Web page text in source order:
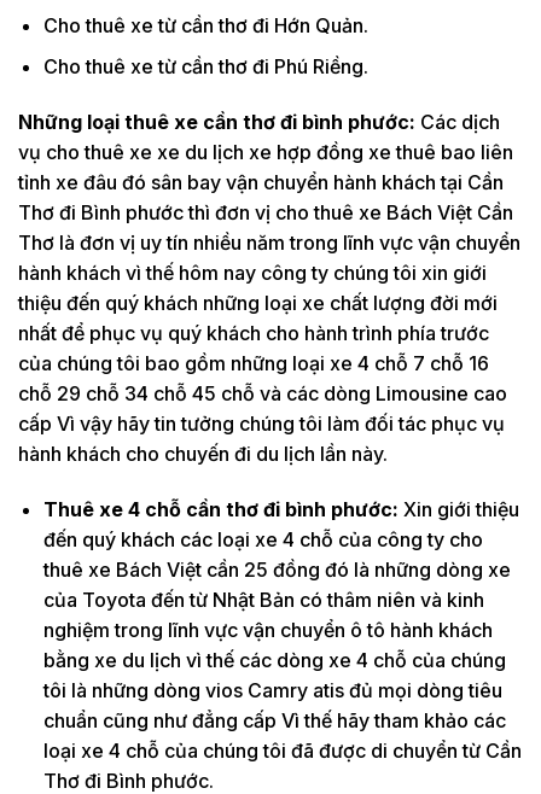
Cho thuê xe từ cần thơ đi Hớn Quản.
Cho thuê xe từ cần thơ đi Phú Riềng.
Những loại thuê xe cần thơ đi bình phước: Các dịch
vụ cho thuê xe xe du lịch xe hợp đồng xe thuê bao liên
tỉnh xe đâu đó sân bay vận chuyển hành khách tại Cần
Thơ đi Bình phước thì đơn vị cho thuê xe Bách Việt Cần
Thơ là đơn vị uy tín nhiều năm trong lĩnh vực vận chuyển
hành khách vì thế hôm nay công ty chúng tôi xin giới
thiệu đến quý khách những loại xe chất lượng đời mới
nhất để phục vụ quý khách cho hành trình phía trước
của chúng tôi bao gồm những loại xe 4 chỗ 7 chỗ 16
chỗ 29 chỗ 34 chỗ 45 chỗ và các dòng Limousine cao
cấp Vì vậy hãy tin tưởng chúng tôi làm đối tác phục vụ
hành khách cho chuyến đi du lịch lần này.
Thuê xe 4 chỗ cần thơ đi bình phước: Xin giới thiệu
đến quý khách các loại xe 4 chỗ của công ty cho
thuê xe Bách Việt cần 25 đồng đó là những dòng xe
của Toyota đến từ Nhật Bản có thâm niên và kinh
nghiệm trong lĩnh vực vận chuyển ô tô hành khách
bằng xe du lịch vì thế các dòng xe 4 chỗ của chúng
tôi là những dòng vios Camry atis đủ mọi dòng tiêu
chuẩn cũng như đẳng cấp Vì thế hãy tham khảo các
loại xe 4 chỗ của chúng tôi đã được di chuyển từ Cần
Thơ đi Bình phước.